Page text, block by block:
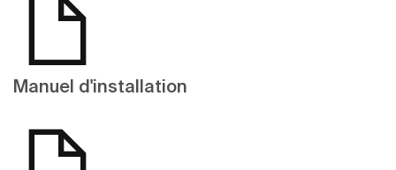
Manuel d'installation